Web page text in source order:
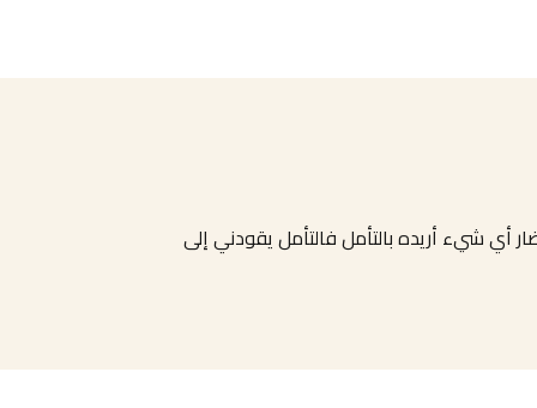
أي شيء أريده بالتأمل فالتأمل يقودني إلى